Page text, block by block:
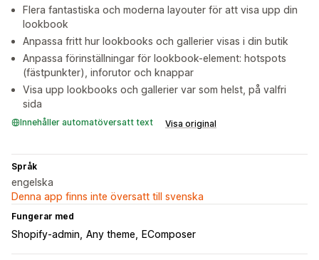
Flera fantastiska och moderna layouter för att visa upp din
lookbook
Anpassa fritt hur lookbooks och gallerier visas i din butik
Anpassa förinställningar för lookbook-element: hotspots
(fästpunkter), inforutor och knappar
Visa upp lookbooks och gallerier var som helst, på valfri
sida
Innehåller automatöversatt text Visa original
Språk
engelska
Denna app finns inte översatt till svenska
Fungerar med
Shopify-admin Any theme EComposer